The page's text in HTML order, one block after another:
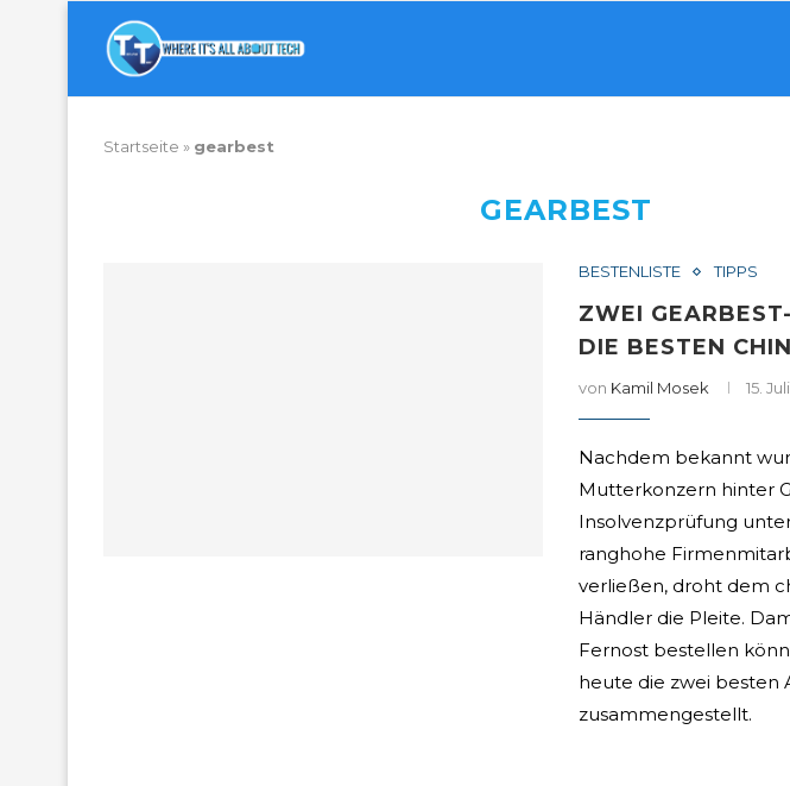
Startseite » gearbest
GEARBEST
BESTENLISTE TIPPS
ZWEI
DIE BESTEN
von Kamil Mosek 15.
Nachdem bekannt
Mutterkonzern hinter
Insolvenzprüfung
ranghohe
verließen, droht dem
Händler die Pleite.
Fernost bestellen
heute die zwei besten
zusammengestellt.